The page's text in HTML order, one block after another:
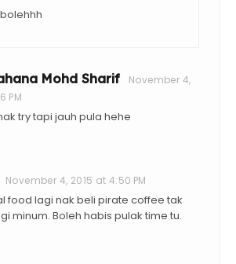
Mohd Sharif
November 4,
PM
try tapi jauh pula hehe
November 4, 2015 at 4:50 PM
food lagi nak beli pirate coffee tak
minum. Boleh habis pulak time tu.